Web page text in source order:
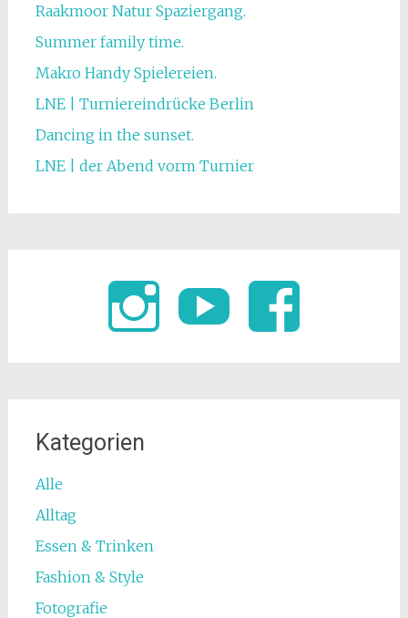
Raakmoor Natur Spaziergang.
Summer family time.
Makro Handy Spielereien.
LNE | Turniereindrücke Berlin
Dancing in the sunset.
LNE | der Abend vorm Turnier
Kategorien
Alle
Alltag
Essen & Trinken
Fashion & Style
Fotografie